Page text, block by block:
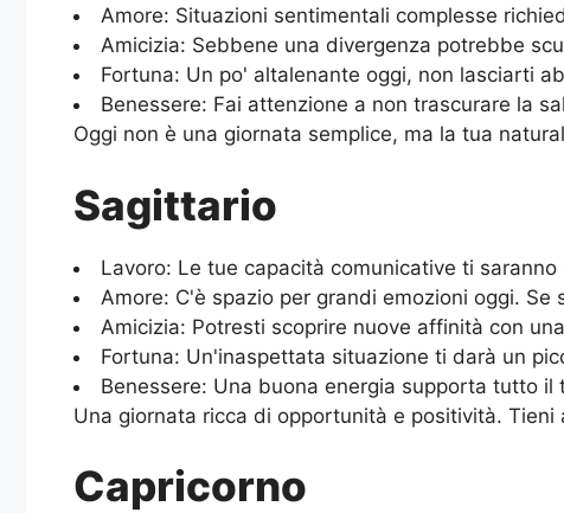
Amore: Situazioni sentimentali complesse
Amicizia: Sebbene una divergenza potrebbe
Fortuna: Un po' altalenante oggi, non lasciarti
Benessere: Fai attenzione a non trascurare la
Oggi non è una giornata semplice, ma la tua
Sagittario
Lavoro: Le tue capacità comunicative ti
Amore: C'è spazio per grandi emozioni oggi.
Amicizia: Potresti scoprire nuove affinità con
Fortuna: Un'inaspettata situazione ti darà un
Benessere: Una buona energia supporta tutto
Una giornata ricca di opportunità e positività.
Capricorno